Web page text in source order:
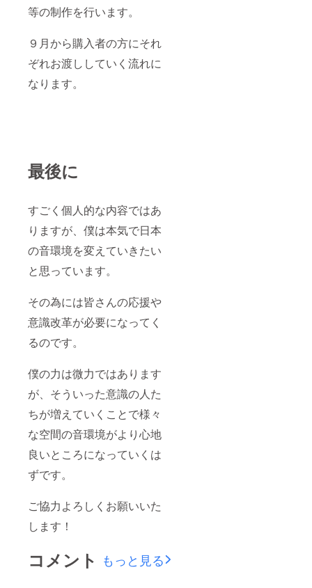
等の制作を行います。
９月から購入者の方にそれ
ぞれお渡ししていく流れに
なります。
最後に
すごく個人的な内容ではあ
りますが、僕は本気で日本
の音環境を変えていきたい
と思っています。
その為には皆さんの応援や
意識改革が必要になってく
るのです。
僕の力は微力ではあります
が、そういった意識の人た
ちが増えていくことで様々
な空間の音環境がより心地
良いところになっていくは
ずです。
ご協力よろしくお願いいた
します！
コメント もっと見る